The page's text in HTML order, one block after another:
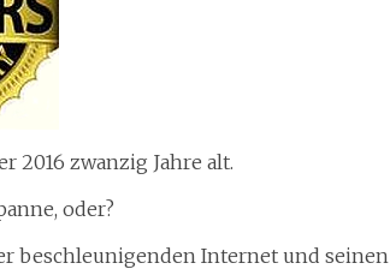
2016 zwanzig Jahre alt.
oder?
beschleunigenden Internet und seinen